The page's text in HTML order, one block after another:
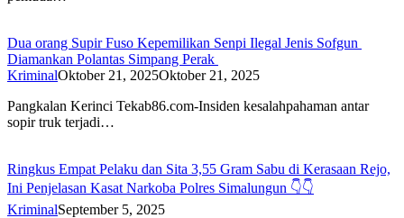
Dua orang Supir Fuso Kepemilikan Senpi Ilegal Jenis Sofgun
Diamankan Polantas Simpang Perak
KriminalOktober 21, 2025Oktober 21, 2025
Pangkalan Kerinci Tekab86.com-Insiden kesalahpahaman antar
sopir truk terjadi…
Ringkus Empat Pelaku dan Sita 3,55 Gram Sabu di Kerasaan Rejo,
Ini Penjelasan Kasat Narkoba Polres Simalungun 👇👇
KriminalSeptember 5, 2025